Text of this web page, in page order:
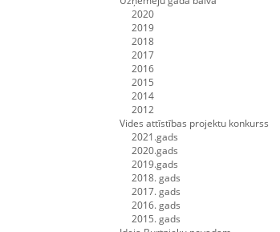
2020
2019
2018
2017
2016
2015
2014
2012
Vides attīstības projektu konkurss
2021.gads
2020.gads
2019.gads
2018. gads
2017. gads
2016. gads
2015. gads